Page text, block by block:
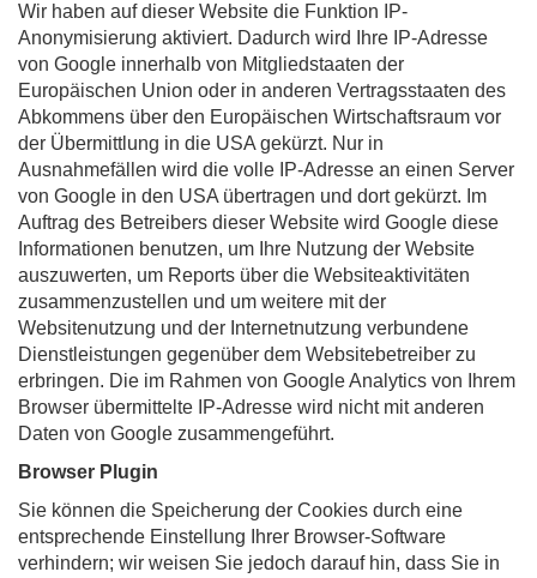
Wir haben auf dieser Website die Funktion IP-
Anonymisierung aktiviert. Dadurch wird Ihre IP-Adresse
von Google innerhalb von Mitgliedstaaten der
Europäischen Union oder in anderen Vertragsstaaten des
Abkommens über den Europäischen Wirtschaftsraum vor
der Übermittlung in die USA gekürzt. Nur in
Ausnahmefällen wird die volle IP-Adresse an einen Server
von Google in den USA übertragen und dort gekürzt. Im
Auftrag des Betreibers dieser Website wird Google diese
Informationen benutzen, um Ihre Nutzung der Website
auszuwerten, um Reports über die Websiteaktivitäten
zusammenzustellen und um weitere mit der
Websitenutzung und der Internetnutzung verbundene
Dienstleistungen gegenüber dem Websitebetreiber zu
erbringen. Die im Rahmen von Google Analytics von Ihrem
Browser übermittelte IP-Adresse wird nicht mit anderen
Daten von Google zusammengeführt.
Browser Plugin
Sie können die Speicherung der Cookies durch eine
entsprechende Einstellung Ihrer Browser-Software
verhindern; wir weisen Sie jedoch darauf hin, dass Sie in